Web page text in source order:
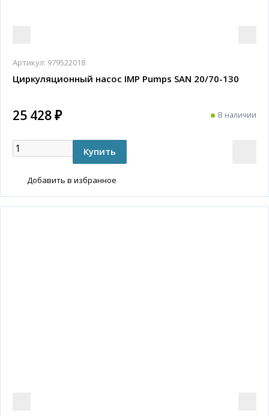
Артикул: 979522018
Циркуляционный насос IMP Pumps SAN 20/70-130
25 428 ₽ В наличии
Добавить в избранное